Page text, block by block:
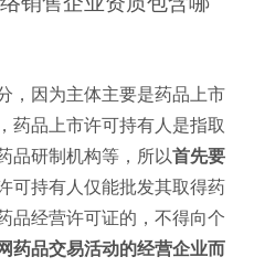
，因为主体主要是药品上市
药品上市许可持有人是指取
品研制机构等，所以首先要
可持有人仅能批发其取得药
品经营许可证的，不得向个
药品交易活动的经营企业而